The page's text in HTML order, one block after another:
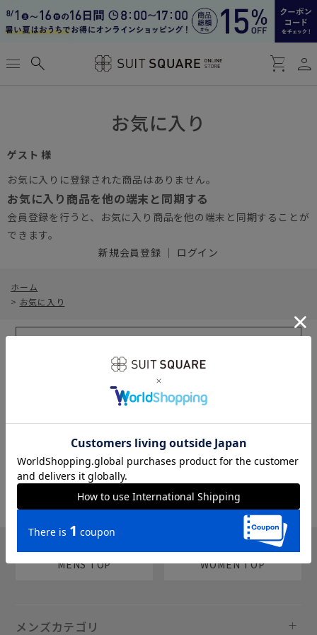
menu search shopping_cart person
お気に入り
ゲスト 様
お気に入りに登録された商品はありません。
お気に入り商品を他の端末と同期する
会員登録を行うと、お気に入り商品を他の端末と同期することが
できます。
新規会員登録 ｜ ログイン
ホーム
> お気に入り
sms
MENS TOP WOMEN TOP
メンズカテゴリ